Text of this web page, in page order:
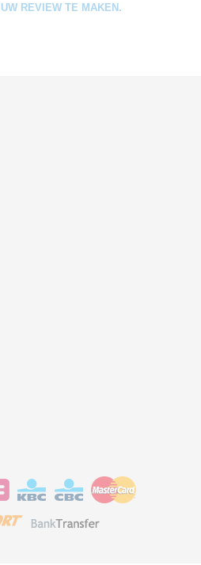
REVIEW TE MAKEN.